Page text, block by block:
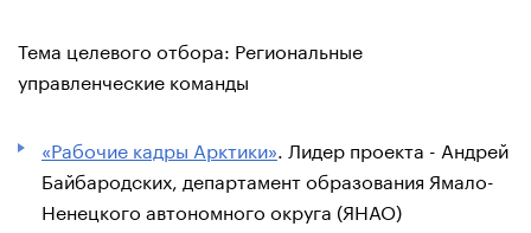
Тема целевого отбора: Региональные
управленческие команды
«Рабочие кадры Арктики» . Лидер проекта - Андрей
Байбародских, департамент образования Ямало-
Ненецкого автономного округа (ЯНАО)